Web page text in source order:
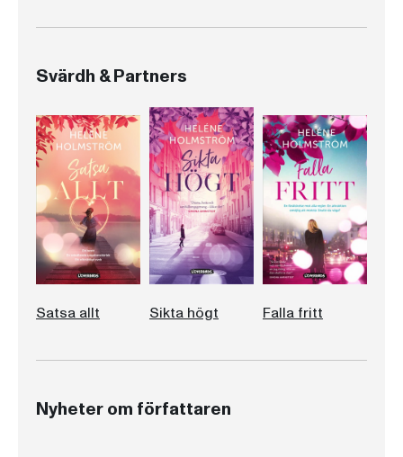
Svärdh & Partners
Satsa allt Sikta högt Falla fritt
Nyheter om författaren